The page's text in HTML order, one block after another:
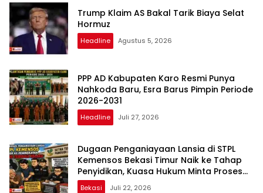
Trump Klaim AS Bakal Tarik Biaya Selat
Hormuz
Headline Agustus 5, 2026
PPP AD Kabupaten Karo Resmi Punya
Nahkoda Baru, Esra Barus Pimpin Periode
2026-2031
Headline Juli 27, 2026
Dugaan Penganiayaan Lansia di STPL
Kemensos Bekasi Timur Naik ke Tahap
Penyidikan, Kuasa Hukum Minta Proses
Transparan dan Bebas Intervensi
Bekasi Juli 22, 2026